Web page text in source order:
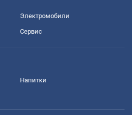
Электромобили
Сервис
Напитки